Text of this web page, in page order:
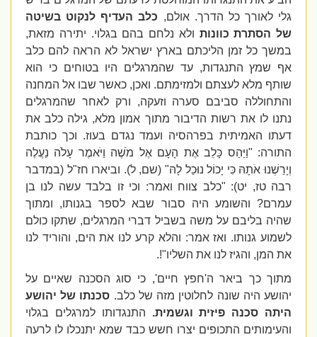
גלי לאורך כל הדרך. אולם, כלב העדיף לנקוט בשיטה
של הסתרת כוונותולא נלחם בהם בגלוי. יתירה מזאת,
במשך כל זמן הליכתם בארץ ישראל לא הראה להם כלב
אף שמץ התנגדות, עד שהמרגלים היו בטוחים כי הוא
שותף מלא לעצתם ולמזימתם. ואכן, כאשר שבו אל המחנה
והתחוללה סביבם סערה וזעקה, ורק לאחר שהמרגלים
נתנו לו את רשות הדיבור מתוך אמון מלא, גילה כלב את
דעתו האמיתית בפרהסיה ועמד נגדם בעוז. וכך כותבת
התורה: "וַיַּהַס כָּלֵב אֶת הָעָם אֶל מֹשֶׁה וַיֹּאמֶר עָלֹה נַעֲלֶה
וְיָרַשְׁנוּ אֹתָהּ כִּי יָכוֹל נוּכַל לָהּ" (שם, ל). וביארו חז"ל (במדבר
רבה טז, יט): "כלב צווח ואמר: וכי זו בלבד עשה לנו בן
עמרם? והשומע היה סבור שבא לספר בגנותו, ומתוך
שהיה בליבם על משה בשביל דברי המרגלים, שתקו כולם
לשמוע גנותו. ואז אמר: והלא קרע לנו את הים, והוריד לנו
את המן, והגיז לנו את השליו!"
.
מתוך כך ביאר ה'חפץ חיים', כי סוג הסכנה שאיים על
יהושע היה שונה לחלוטין מזה של כלב. סכנתו של יהושע
היתה סכנה פיזית וגשמית. התנגדותו למרגלים בגלוי
והעימותים התכופים יצרו חשש כבד שמא יתנכלו לו לרעה